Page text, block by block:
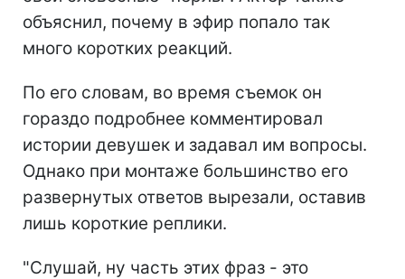
объяснил, почему в эфир попало так
много коротких реакций.
По его словам, во время съемок он
гораздо подробнее комментировал
истории девушек и задавал им вопросы.
Однако при монтаже большинство его
развернутых ответов вырезали, оставив
лишь короткие реплики.
"Слушай, ну часть этих фраз - это